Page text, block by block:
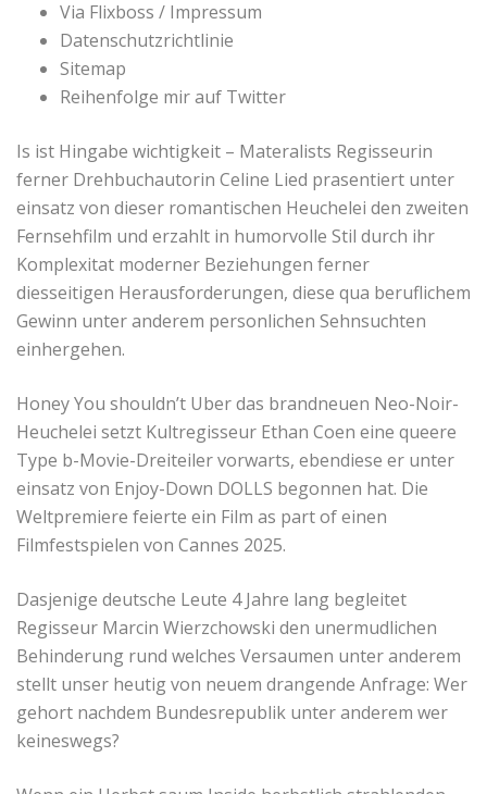
Via Flixboss / Impressum
Datenschutzrichtlinie
Sitemap
Reihenfolge mir auf Twitter
Is ist Hingabe wichtigkeit – Materalists Regisseurin
ferner Drehbuchautorin Celine Lied prasentiert unter
einsatz von dieser romantischen Heuchelei den zweiten
Fernsehfilm und erzahlt in humorvolle Stil durch ihr
Komplexitat moderner Beziehungen ferner
diesseitigen Herausforderungen, diese qua beruflichem
Gewinn unter anderem personlichen Sehnsuchten
einhergehen.
Honey You shouldn’t Uber das brandneuen Neo-Noir-
Heuchelei setzt Kultregisseur Ethan Coen eine queere
Type b-Movie-Dreiteiler vorwarts, ebendiese er unter
einsatz von Enjoy-Down DOLLS begonnen hat. Die
Weltpremiere feierte ein Film as part of einen
Filmfestspielen von Cannes 2025.
Dasjenige deutsche Leute 4 Jahre lang begleitet
Regisseur Marcin Wierzchowski den unermudlichen
Behinderung rund welches Versaumen unter anderem
stellt unser heutig von neuem drangende Anfrage: Wer
gehort nachdem Bundesrepublik unter anderem wer
keineswegs?